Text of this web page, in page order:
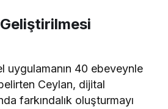
uygulamanın 40 ebeveynle
Ceylan, dijital
farkındalık oluşturmayı